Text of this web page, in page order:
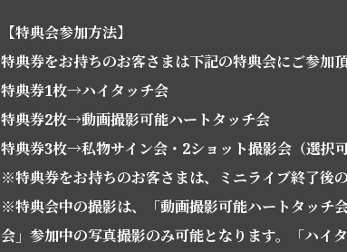
【特典会参加方法】
特典券をお持ちのお客さまは下記の特典会にご参加頂
特典券1枚→ハイタッチ会
特典券2枚→動画撮影可能ハートタッチ会
特典券3枚→私物サイン会・2ショット撮影会（選択可
※特典券をお持ちのお客さまは、ミニライブ終了後
※特典会中の撮影は、「動画撮影可能ハートタッチ
会」参加中の写真撮影のみ可能となります。「ハイ